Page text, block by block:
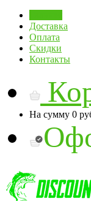
Доставка
Оплата
Скидки
Контакты
На сумму 0